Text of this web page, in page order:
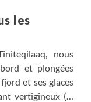
les
nous
et plongées
et ses glaces
vertigineux (le